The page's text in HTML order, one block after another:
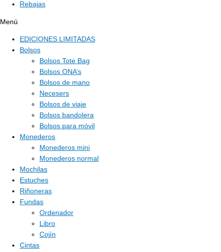
Rebajas
Menú
EDICIONES LIMITADAS
Bolsos
Bolsos Tote Bag
Bolsos ONA’s
Bolsos de mano
Necesers
Bolsos de viaje
Bolsos bandolera
Bolsos para móvil
Monederos
Monederos mini
Monederos normal
Mochilas
Estuches
Riñoneras
Fundas
Ordenador
Libro
Cojín
Cintas